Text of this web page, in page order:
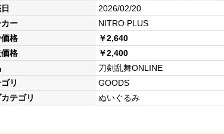
2026/02/20
カー
NITRO PLUS
格
￥2,640
格
￥2,400
刀剣乱舞ONLINE
リ
GOODS
テゴリ
ぬいぐるみ